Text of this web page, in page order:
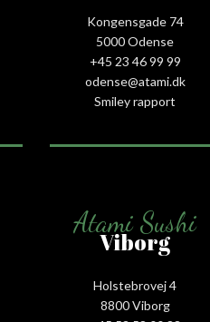
Kongensgade 74
5000 Odense
+45 23 46 99 99
odense@atami.dk
Smiley rapport
Atami Sushi
Viborg
Holstebrovej 4
8800 Viborg